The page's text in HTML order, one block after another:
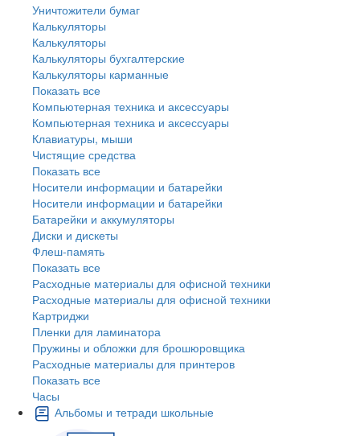
Уничтожители бумаг
Калькуляторы
Калькуляторы
Калькуляторы бухгалтерские
Калькуляторы карманные
Показать все
Компьютерная техника и аксессуары
Компьютерная техника и аксессуары
Клавиатуры, мыши
Чистящие средства
Показать все
Носители информации и батарейки
Носители информации и батарейки
Батарейки и аккумуляторы
Диски и дискеты
Флеш-память
Показать все
Расходные материалы для офисной техники
Расходные материалы для офисной техники
Картриджи
Пленки для ламинатора
Пружины и обложки для брошюровщика
Расходные материалы для принтеров
Показать все
Часы
Альбомы и тетради школьные